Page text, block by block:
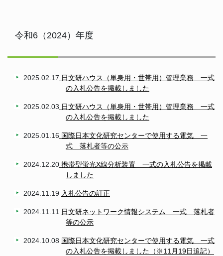
令和6（2024）年度
2025.02.17 日文研ハウス（単身用・世帯用）管理業務 一式
の入札公告を掲載しました
2025.02.03 日文研ハウス（単身用・世帯用）管理業務 一式
の入札公告を掲載しました
2025.01.16 国際日本文化研究センターで使用する電気 一
式 落札者等の公示
2024.12.20 携帯型蛍光X線分析装置 一式の入札公告を掲載
しました
2024.11.19 入札公告の訂正
2024.11.11 日文研ネットワーク情報システム 一式 落札者
等の公示
2024.10.08 国際日本文化研究センターで使用する電気 一式
の入札公告を掲載しました（※11月19日追記）